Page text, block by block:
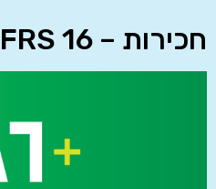
חכירות – IFRS 16